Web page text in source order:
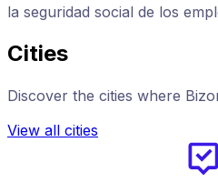
la seguridad social de los
Cities
Discover the cities where
View all cities